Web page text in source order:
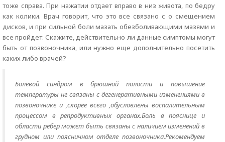
тоже справа. При нажатии отдает вправо в низ живота, по бедру
как колики. Врач говорит, что это все связано с о смещением
дисков, и при сильной боли мазать обезболивающими мазями и
все пройдет. Скажите, действительно ли данные симптомы могут
быть от позвоночника, или нужно еще дополнительно посетить
каких либо врачей?
Болевой синдром в брюшной полости и повышение
температуры не связаны с дегенеративными изменениями в
позвоночнике и ,скорее всего ,обусловлены воспалительным
процессом в репродуктивных органах.Боль в пояснице и
области ребер может быть связаны с наличием изменений в
грудном или поясничном отделе позвоночника.Рекомендуем